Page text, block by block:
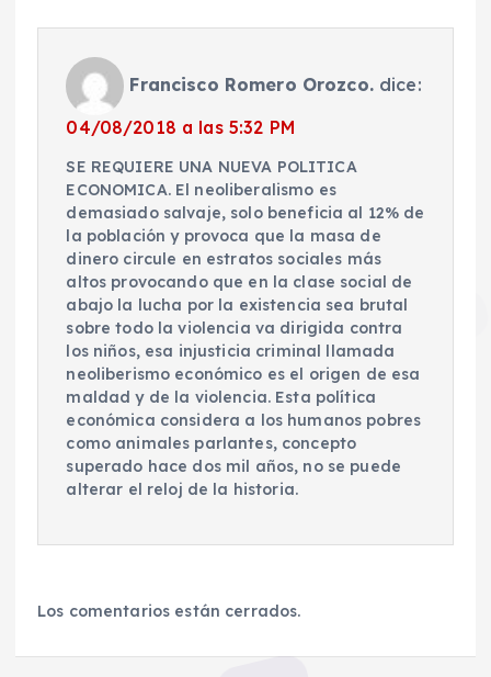
Francisco Romero Orozco. dice:
04/08/2018 a las 5:32 PM
SE REQUIERE UNA NUEVA POLITICA
ECONOMICA. El neoliberalismo es
demasiado salvaje, solo beneficia al 12% de
la población y provoca que la masa de
dinero circule en estratos sociales más
altos provocando que en la clase social de
abajo la lucha por la existencia sea brutal
sobre todo la violencia va dirigida contra
los niños, esa injusticia criminal llamada
neoliberismo económico es el origen de esa
maldad y de la violencia. Esta política
económica considera a los humanos pobres
como animales parlantes, concepto
superado hace dos mil años, no se puede
alterar el reloj de la historia.
Los comentarios están cerrados.